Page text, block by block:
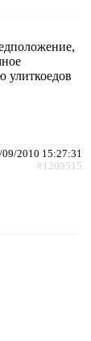
улиткоедов
09/2010 15:27:31
#1209515